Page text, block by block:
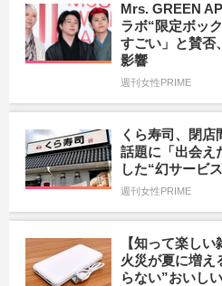
Mrs. GREEN
ラボ“限定ボッ
すごい」と賛否
影響
週刊女性PRIME
くら寿司、閉
話題に「出会え
した“幻サービ
週刊女性PRIME
【知って楽し
火災が夏に増え
らない”おいし